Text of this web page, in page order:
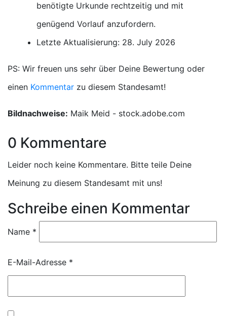
benötigte Urkunde rechtzeitig und mit
genügend Vorlauf anzufordern.
Letzte Aktualisierung: 28. July 2026
PS: Wir freuen uns sehr über Deine Bewertung oder
einen Kommentar zu diesem Standesamt!
Bildnachweise: Maik Meid - stock.adobe.com
0 Kommentare
Leider noch keine Kommentare. Bitte teile Deine
Meinung zu diesem Standesamt mit uns!
Schreibe einen Kommentar
Name *
E-Mail-Adresse *